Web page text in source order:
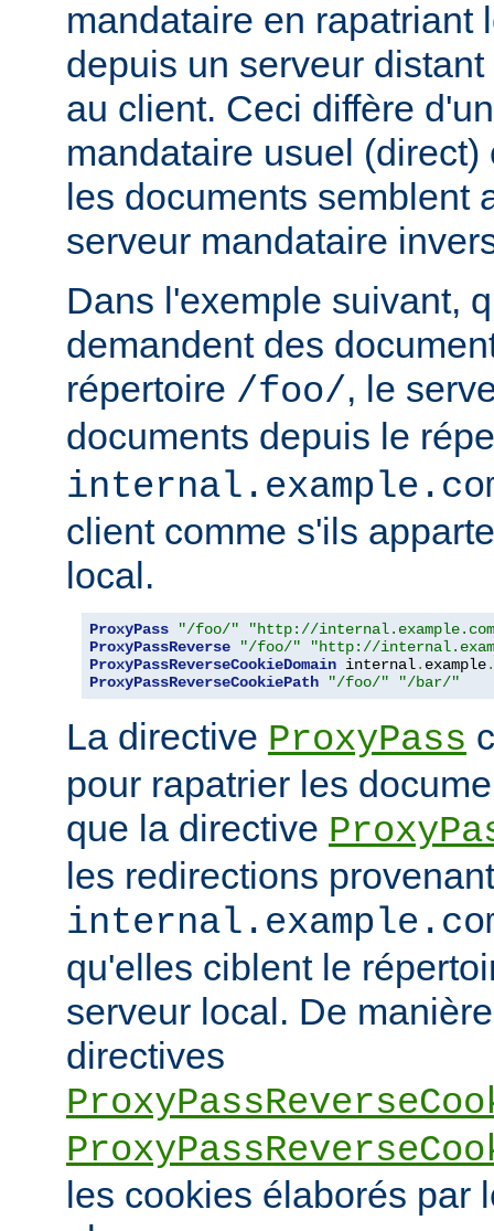
mandataire en rapatriant
depuis un serveur
au client. Ceci diffère
mandataire usuel (direct)
les documents semblent
serveur mandataire
Dans l'exemple suivant,
demandent des
répertoire /foo/, le
documents depuis le
client comme s'ils
local.
ProxyPass "/foo/"
"http://
ProxyPassReverse
"/foo/"
"http://
ProxyPassReverseCookieDomain internal. example.
ProxyPassReverseCookiePath
"/foo/" "/bar/"
La directive ProxyPass
pour rapatrier les
que la directive
les redirections
qu'elles ciblent le
serveur local. De
directives
les cookies élaborés par